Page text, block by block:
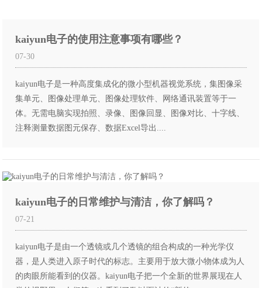
kaiyun电子的使用注意事项有哪些？
07-30
kaiyun电子是一种高度集成化的微小型机器视觉系统，集图像采
集单元、图像处理单元、图像处理软件、网络通讯装置等于一
体。无需电脑实现拍照、录像、图像回显、图像对比、十字线、
注释测量数据图元保存、数据Excel导出....
kaiyun电子的日常维护与清洁，你了解吗？
07-21
kaiyun电子是由一个透镜或几个透镜的组合构成的一种光学仪
器，是人类进入原子时代的标志。主要用于放大微小物体成为人
的肉眼所能看到的仪器。kaiyun电子把一个全新的世界展现在人